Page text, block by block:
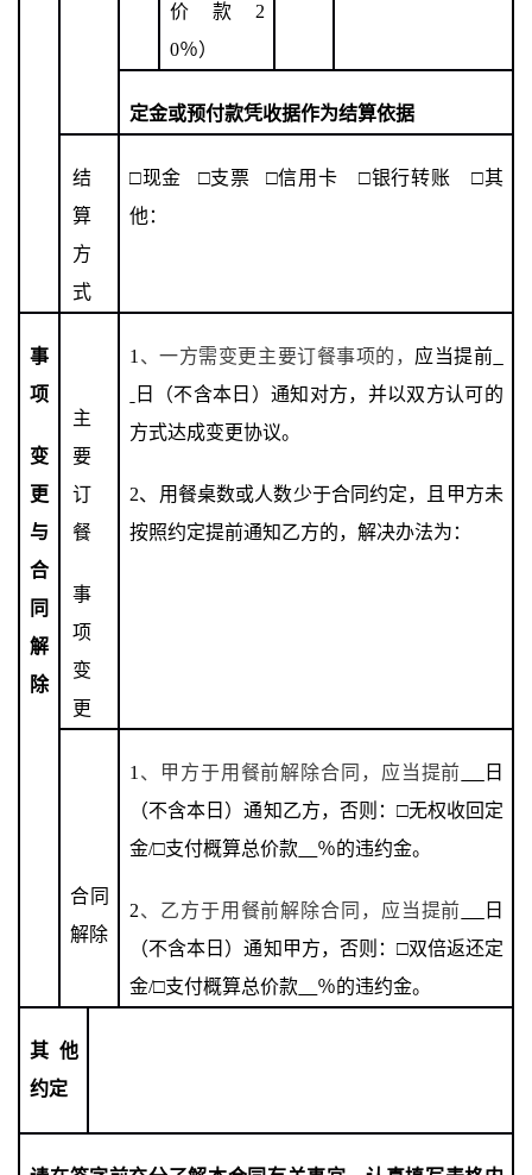
价款 2
0％）
定金或预付款凭收据作为结算依据
结
算
方
式
□现金 □支票 □信用卡 □银行转账 □其
他：
事
项
变
更
与
合
同
解
除
主
要
订
餐
事
项
变
更
1 、一方需变更主要订餐事项的， 应当提前
日
（不含本日）通知对方，并以双方认可的
方式达成变更协议。
2、 用餐桌数或人数少于合同约定，且甲方未
按照约定提前通知乙方的，解决办法为：
合同
解除
1 、甲方于用餐前解除合同，应当提前
日
（不含本日）通知乙方，否则： □无权收回定
金/□支付概算总价款 ％的违约金。
2、乙方于用餐前解除合同，应当提前
日
（不含本日）通知甲方，否则： □双倍返还定
金/□支付概算总价款 ％的违约金。
其他
约定